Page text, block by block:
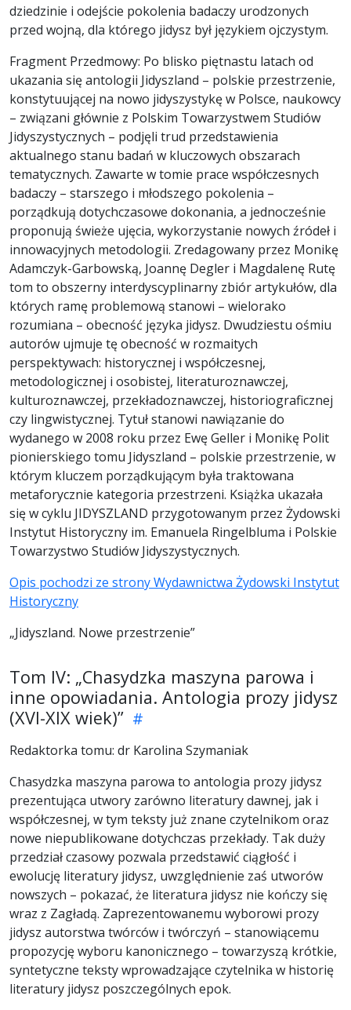
dziedzinie i odejście pokolenia badaczy urodzonych
przed wojną, dla którego jidysz był językiem ojczystym.
Fragment Przedmowy: Po blisko piętnastu latach od
ukazania się antologii Jidyszland – polskie przestrzenie,
konstytuującej na nowo jidyszystykę w Polsce, naukowcy
– związani głównie z Polskim Towarzystwem Studiów
Jidyszystycznych – podjęli trud przedstawienia
aktualnego stanu badań w kluczowych obszarach
tematycznych. Zawarte w tomie prace współczesnych
badaczy – starszego i młodszego pokolenia –
porządkują dotychczasowe dokonania, a jednocześnie
proponują świeże ujęcia, wykorzystanie nowych źródeł i
innowacyjnych metodologii. Zredagowany przez Monikę
Adamczyk-Garbowską, Joannę Degler i Magdalenę Rutę
tom to obszerny interdyscyplinarny zbiór artykułów, dla
których ramę problemową stanowi – wielorako
rozumiana – obecność języka jidysz. Dwudziestu ośmiu
autorów ujmuje tę obecność w rozmaitych
perspektywach: historycznej i współczesnej,
metodologicznej i osobistej, literaturoznawczej,
kulturoznawczej, przekładoznawczej, historiograficznej
czy lingwistycznej. Tytuł stanowi nawiązanie do
wydanego w 2008 roku przez Ewę Geller i Monikę Polit
pionierskiego tomu Jidyszland – polskie przestrzenie, w
którym kluczem porządkującym była traktowana
metaforycznie kategoria przestrzeni. Książka ukazała
się w cyklu JIDYSZLAND przygotowanym przez Żydowski
Instytut Historyczny im. Emanuela Ringelbluma i Polskie
Towarzystwo Studiów Jidyszystycznych.
Opis pochodzi ze strony Wydawnictwa Żydowski Instytut
Historyczny
„Jidyszland. Nowe przestrzenie”
Tom IV: „Chasydzka maszyna parowa i
inne opowiadania. Antologia prozy jidysz
(XVI-XIX wiek)”
Redaktorka tomu: dr Karolina Szymaniak
Chasydzka maszyna parowa to antologia prozy jidysz
prezentująca utwory zarówno literatury dawnej, jak i
współczesnej, w tym teksty już znane czytelnikom oraz
nowe niepublikowane dotychczas przekłady. Tak duży
przedział czasowy pozwala przedstawić ciągłość i
ewolucję literatury jidysz, uwzględnienie zaś utworów
nowszych – pokazać, że literatura jidysz nie kończy się
wraz z Zagładą. Zaprezentowanemu wyborowi prozy
jidysz autorstwa twórców i twórczyń – stanowiącemu
propozycję wyboru kanonicznego – towarzyszą krótkie,
syntetyczne teksty wprowadzające czytelnika w historię
literatury jidysz poszczególnych epok.